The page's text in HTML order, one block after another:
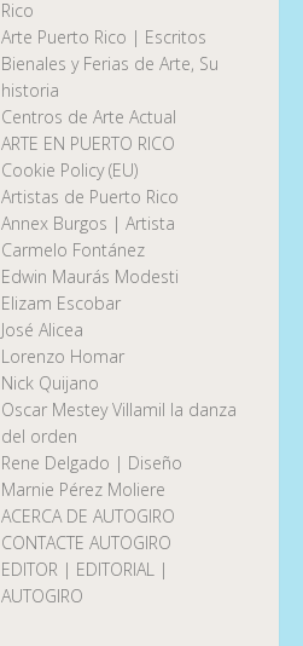
Rico
Arte Puerto Rico | Escritos
Bienales y Ferias de Arte, Su
historia
Centros de Arte Actual
ARTE EN PUERTO RICO
Cookie Policy (EU)
Artistas de Puerto Rico
Annex Burgos | Artista
Carmelo Fontánez
Edwin Maurás Modesti
Elizam Escobar
José Alicea
Lorenzo Homar
Nick Quijano
Oscar Mestey Villamil la danza
del orden
Rene Delgado | Diseño
Marnie Pérez Moliere
ACERCA DE AUTOGIRO
CONTACTE AUTOGIRO
EDITOR | EDITORIAL |
AUTOGIRO